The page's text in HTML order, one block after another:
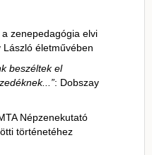
a zenepedagógia elvi
életművében
beszéltek el
: Dobszay
Népzenekutató
történetéhez